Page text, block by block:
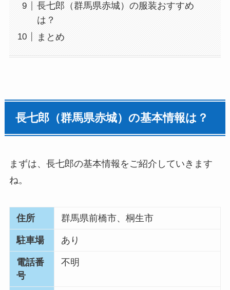
長七郎（群馬県赤城）の服装おすすめ
は？
まとめ
長七郎（群馬県赤城）の基本情報は？
まずは、長七郎の基本情報をご紹介していきます
ね。
住所 群馬県前橋市、桐生市
駐車場 あり
電話番
号
不明